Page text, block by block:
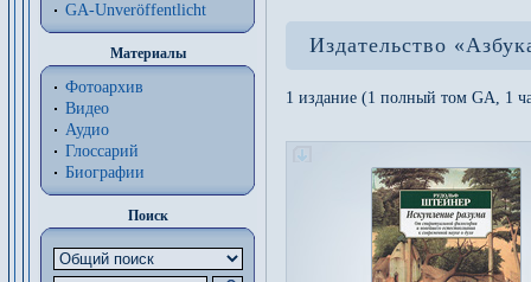
GA-Unveröffentlicht
Материалы
Фотоархив
Видео
Аудио
Глоссарий
Биографии
Поиск
Издательство
1 издание (1 полный том GA, 1